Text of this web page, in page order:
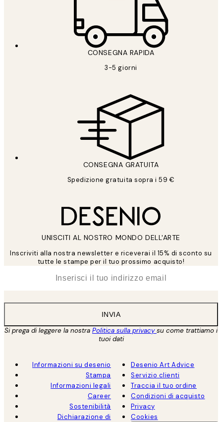
CONSEGNA RAPIDA
3-5 giorni
CONSEGNA GRATUITA
Spedizione gratuita sopra i 59 €
UNISCITI AL NOSTRO MONDO DELL'ARTE
Inscriviti alla nostra newsletter e riceverai il 15% di sconto su
tutte le stampe per il tuo prossimo acquisto!
INVIA
Si prega di leggere la nostra Politica sulla privacysu come trattiamo i
tuoi dati
Informazioni su desenio
Stampa
Informazioni legali
Career
Sostenibilità
Dichiarazione di
Desenio Art Advice
Servizio clienti
Traccia il tuo ordine
Condizioni di acquisto
Privacy
Cookies